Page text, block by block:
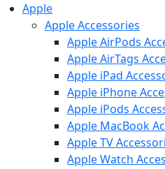
Apple
Apple Accessories
Apple AirPods
Apple AirTags
Apple iPad
Apple iPhone
Apple iPods
Apple MacBook
Apple TV
Apple Watch